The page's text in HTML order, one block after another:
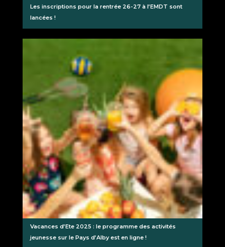
Les inscriptions pour la rentrée 26-27 à l’EMDT sont
lancées !
Vacances d’Ete 2025 : le programme des activités
jeunesse sur le Pays d’Alby est en ligne !